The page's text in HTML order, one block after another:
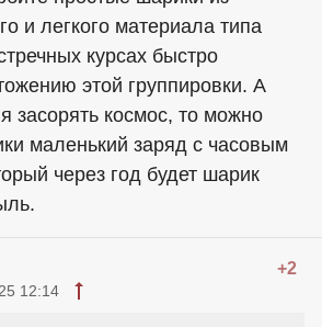
и легкого материала типа
курсах быстро
этой группировки. А
засорять космос, то можно
маленький заряд с часовым
через год будет шарик
+2
12:14